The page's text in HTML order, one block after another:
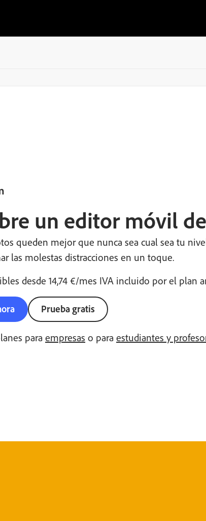
un editor móvil
queden mejor que nunca sea cual sea tu
las molestas distracciones en un toque.
desde 14,74 €/mes IVA incluido por el plan
Prueba gratis
para empresas o para estudiantes y